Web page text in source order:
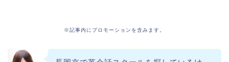
※記事内にプロモーションを含みます。